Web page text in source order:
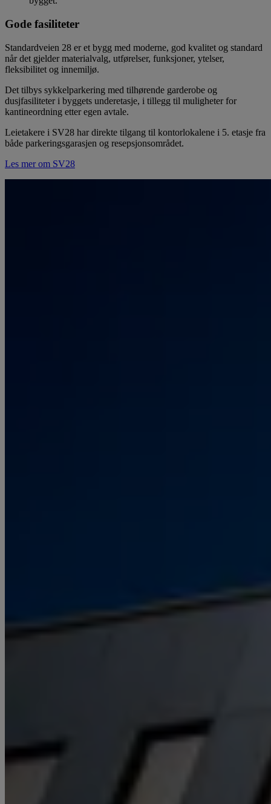
Gode fasiliteter
Standardveien 28 er et bygg med moderne, god kvalitet og standard
når det gjelder materialvalg, utførelser, funksjoner, ytelser,
fleksibilitet og innemiljø.
Det tilbys sykkelparkering med tilhørende garderobe og
dusjfasiliteter i byggets underetasje, i tillegg til muligheter for
kantineordning etter egen avtale.
Leietakere i SV28 har direkte tilgang til kontorlokalene i 5. etasje fra
både parkeringsgarasjen og resepsjonsområdet.
Les mer om SV28